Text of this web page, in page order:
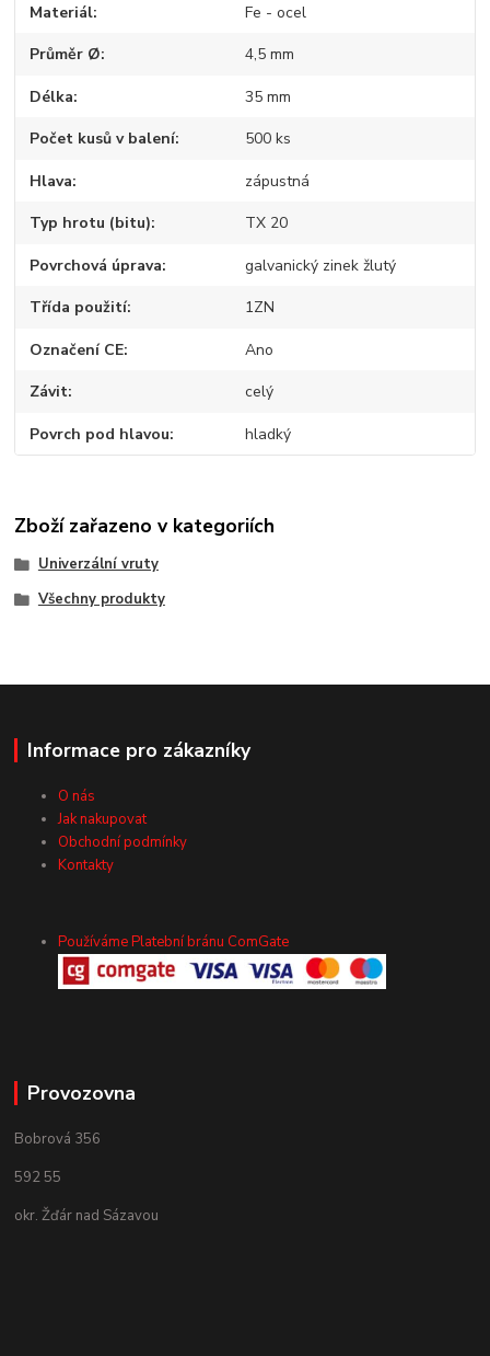
Materiál Fe - ocel
Průměr Ø 4,5 mm
Délka 35 mm
Počet kusů v balení 500 ks
Hlava zápustná
Typ hrotu (bitu) TX 20
Povrchová úprava galvanický zinek žlutý
Třída použití 1ZN
Označení CE Ano
Závit celý
Povrch pod hlavou hladký
Zboží zařazeno v kategoriích
Univerzální vruty
Všechny produkty
Informace pro zákazníky
O nás
Jak nakupovat
Obchodní podmínky
Kontakty
Používáme Platební bránu ComGate
Provozovna
Bobrová 356
592 55
okr. Žďár nad Sázavou